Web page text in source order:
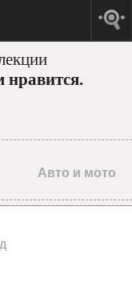
нравится.
Авто и мото